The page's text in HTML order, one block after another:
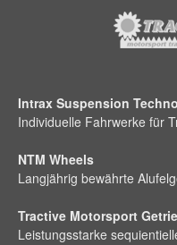
Intrax Suspension
Individuelle Fahrwerke für
NTM Wheels
Langjährig bewährte
Tractive Motorsport
Leistungsstarke